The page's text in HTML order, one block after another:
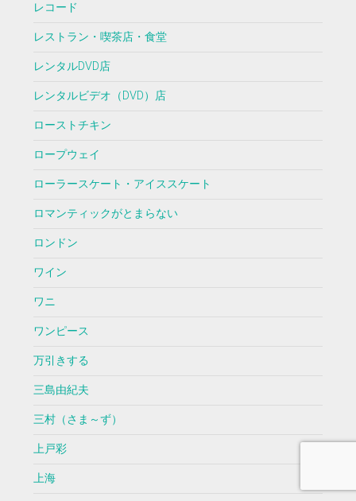
レコード
レストラン・喫茶店・食堂
レンタルDVD店
レンタルビデオ（DVD）店
ローストチキン
ロープウェイ
ローラースケート・アイススケート
ロマンティックがとまらない
ロンドン
ワイン
ワニ
ワンピース
万引きする
三島由紀夫
三村（さま～ず）
上戸彩
上海